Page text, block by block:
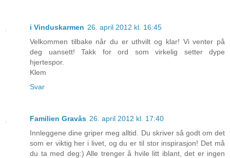
i Vinduskarmen 26. april 2012 kl. 16:45
Velkommen tilbake når du er uthvilt og klar! Vi venter på
deg uansett! Takk for ord som virkelig setter dype
hjertespor.
Klem
Svar
Familien Gravås 26. april 2012 kl. 17:40
Innleggene dine griper meg alltid. Du skriver så godt om det
som er viktig her i livet, og du er til stor inspirasjon! Det må
du ta med deg:) Alle trenger å hvile litt iblant, det er ingen